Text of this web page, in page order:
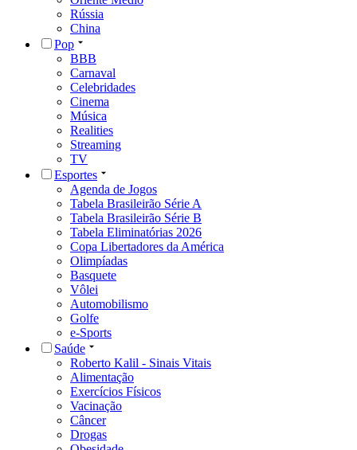
Rússia
China
Pop
BBB
Carnaval
Celebridades
Cinema
Música
Realities
Streaming
TV
Esportes
Agenda de Jogos
Tabela Brasileirão Série A
Tabela Brasileirão Série B
Tabela Eliminatórias 2026
Copa Libertadores da América
Olimpíadas
Basquete
Vôlei
Automobilismo
Golfe
e-Sports
Saúde
Roberto Kalil - Sinais Vitais
Alimentação
Exercícios Físicos
Vacinação
Câncer
Drogas